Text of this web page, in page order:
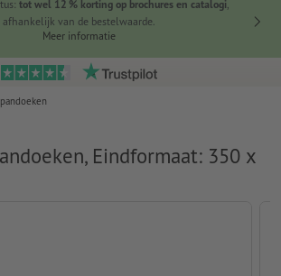
tot wel 12 % korting op brochures en catalogi,
afhankelijk van de bestelwaarde.
Meer informatie
Eindformaat: 350 x